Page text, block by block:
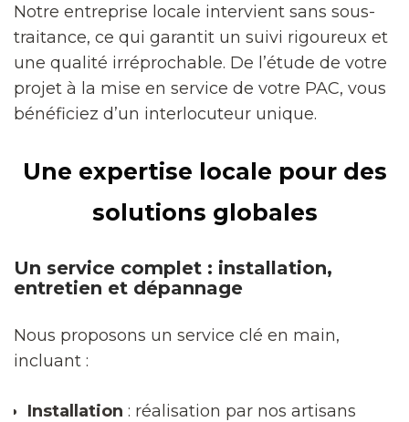
Notre entreprise locale intervient sans sous-
traitance, ce qui garantit un suivi rigoureux et
une qualité irréprochable. De l’étude de votre
projet à la mise en service de votre PAC, vous
bénéficiez d’un interlocuteur unique.
Une expertise locale pour des
solutions globales
Un service complet : installation,
entretien et dépannage
Nous proposons un service clé en main,
incluant :
Installation : réalisation par nos artisans